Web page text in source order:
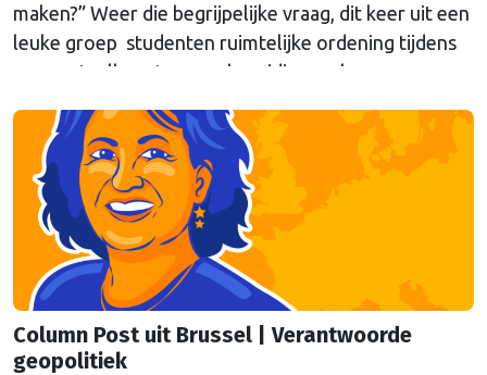
maken?” Weer die begrijpelijke vraag, dit keer uit een
leuke groep studenten ruimtelijke ordening tijdens
een gastcollege ter voorbereiding op hun
van onze columnist Mendeltje van Keulen (cartoon)
aan de hand van twee stapeltjes “Brusselse post” van
deze week.
Column Post uit Brussel | Verantwoorde
geopolitiek